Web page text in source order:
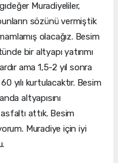
Muradiyeliler,
sözünü vermiştik
olacağız. Besim
bir altyapı yatırımı
ama 1,5-2 yıl sonra
yılı kurtulacaktır. Besim
altyapısını
attık. Besim
Muradiye için iyi